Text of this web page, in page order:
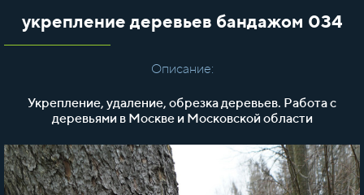
укрепление деревьев бандажом 034
Описание:
Укрепление, удаление, обрезка деревьев. Работа с
деревьями в Москве и Московской области